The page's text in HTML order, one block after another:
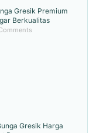
Gresik Premium
Berkualitas
Gresik Harga